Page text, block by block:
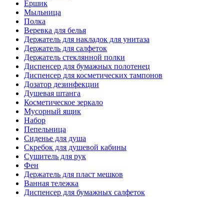
Eршик
Мыльница
Полка
Веревка для белья
Держатель для накладок для унитаза
Держатель для салфеток
Держатель стеклянной полки
Диспенсер для бумажных полотенец
Диспенсер для косметических тампонов
Дозатор дезинфекции
Душевая штанга
Косметическое зеркало
Мусорный ящик
Набор
Пепельница
Сиденье для душа
Скребок для душевой кабины
Сушитель для рук
Фен
Держатель для пласт мешков
Ванная тележка
Диспенсер для бумажных салфеток